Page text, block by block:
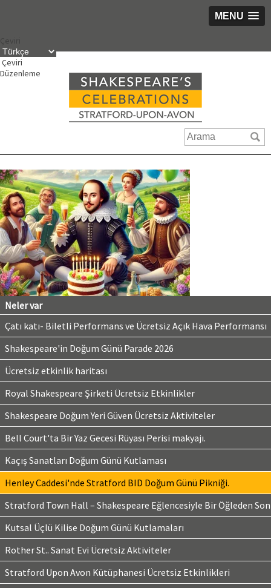
MENU
geç
Çeviri
Düzenleme
Neler var
Çatı katı- Biletli Performans ve Ücretsiz Açık Hava Performansı
Shakespeare'in Doğum Günü Parade 2026
Ücretsiz etkinlik haritası
Royal Shakespeare Şirketi Ücretsiz Etkinlikler
Shakespeare Doğum Yeri Güven Ücretsiz Aktiviteler
Bell Court'ta Bir Yaz Gecesi Rüyası Perisi makyajı.
Kaçış Sanatları Doğum Günü Kutlaması
Henley Caddesi'nde Stratford BID Doğum Günü Pikniği.
Stratford Town Hall – Shakespeare Eğlencesiyle Bir Öğleden
Kutsal Üçlü Kilise Doğum Günü Kutlamaları
Rother St.. Sanat Evi Ücretsiz Aktiviteler
Stratford Upon Avon Kütüphanesi Ücretsiz Etkinlikleri